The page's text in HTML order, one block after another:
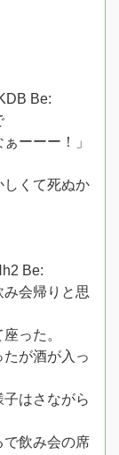
Be:
ーーー！」
しくて死ぬか
Be:
会帰りと思
った。
が酒が入っ
はさながら
で飲み会の席